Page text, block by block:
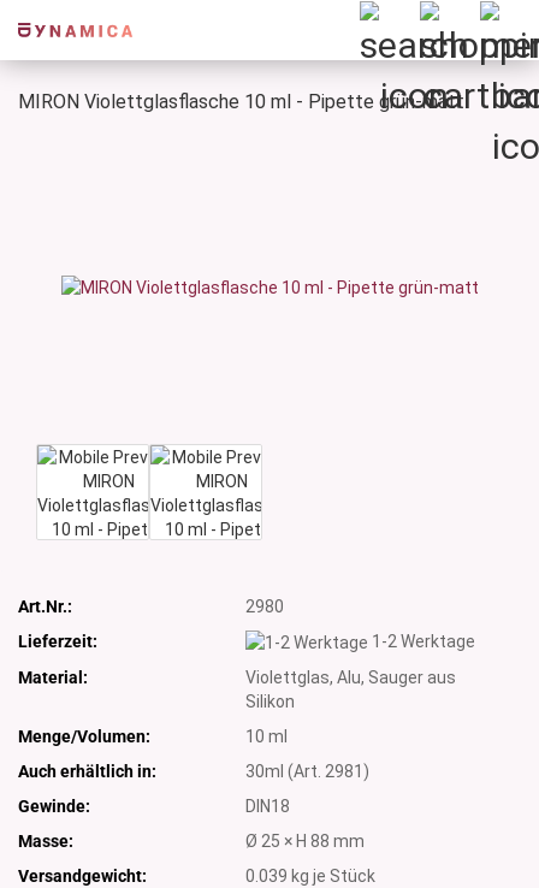
MIRON Violettglasflasche 10 ml - Pipette grün-matt
Art.Nr.:
2980
Lieferzeit:
1-2 Werktage
Material:
Violettglas, Alu, Sauger aus
Silikon
Menge/Volumen:
10 ml
Auch erhältlich in:
30ml (Art. 2981)
Gewinde:
DIN18
Masse:
Ø 25 × H 88 mm
Versandgewicht:
0.039 kg je Stück